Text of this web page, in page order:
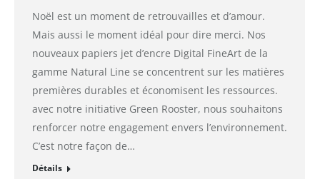
Noël est un moment de retrouvailles et d’amour.
Mais aussi le moment idéal pour dire merci. Nos
nouveaux papiers jet d’encre Digital FineArt de la
gamme Natural Line se concentrent sur les matières
premières durables et économisent les ressources.
avec notre initiative Green Rooster, nous souhaitons
renforcer notre engagement envers l’environnement.
C’est notre façon de…
Détails